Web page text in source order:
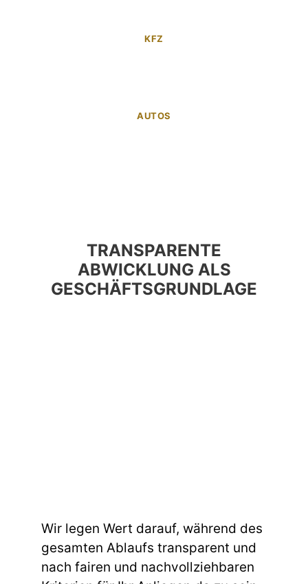
KFZ
AUTOS
TRANSPARENTE
ABWICKLUNG ALS
GESCHÄFTSGRUNDLAGE
Wir legen Wert darauf, während des
gesamten Ablaufs transparent und
nach fairen und nachvollziehbaren